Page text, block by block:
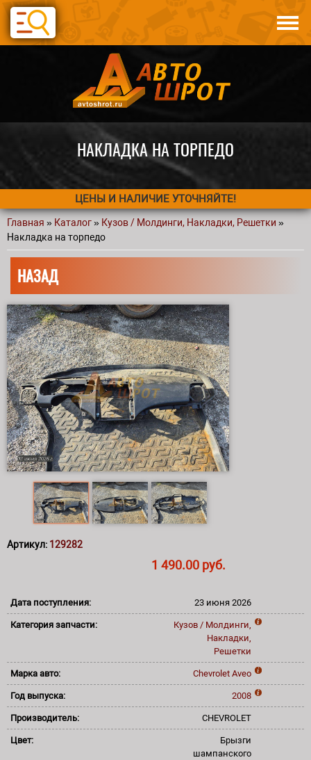
Перейти к основному содержанию
Авто по запчастям
Статьи
НАКЛАДКА НА ТОРПЕДО
ЦЕНЫ И НАЛИЧИЕ УТОЧНЯЙТЕ!
Вы здесь
Главная » Каталог» Кузов / Молдинги, Накладки, Решетки »
Накладка на торпедо
НАЗАД
Артикул: 129282
1 490.00 руб.
Дата поступления: 23 июня 2026
Категория запчасти:
Кузов / Молдинги,
Накладки,
Решетки
Марка авто: Chevrolet Aveo
Год выпуска: 2008
Производитель: CHEVROLET
Цвет:
Брызги
шампанского